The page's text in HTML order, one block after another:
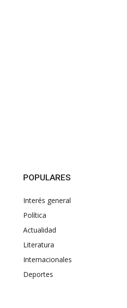
POPULARES
Interés general
Política
Actualidad
Literatura
Internacionales
Deportes